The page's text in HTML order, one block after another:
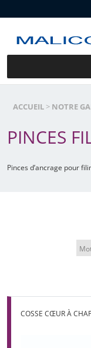
au
contenu
ACCUEIL > NOTRE
PINCES
Pinces d’ancrage pour
COSSE CŒUR À